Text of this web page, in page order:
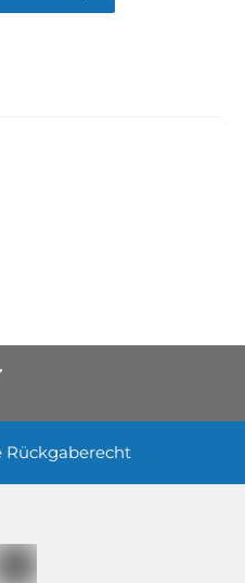
Interessen-Analyse durch
Rückgaberecht